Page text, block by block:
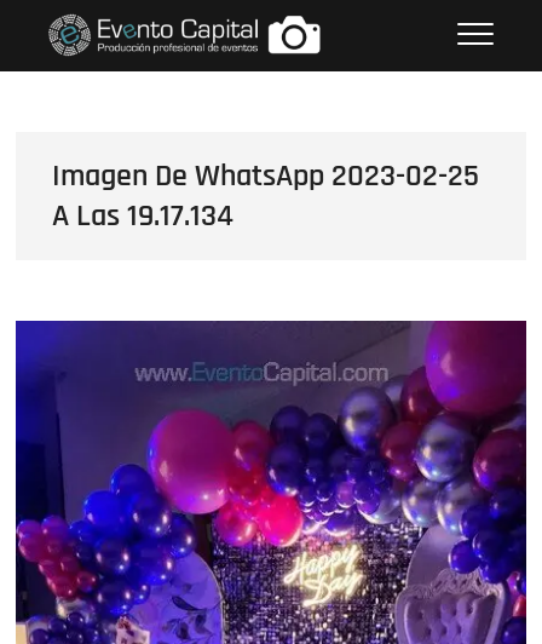
contenido
FOTOS GRUPO EMPRESARIAL
Imagen De WhatsApp 2023-02-25
A Las 19.17.134